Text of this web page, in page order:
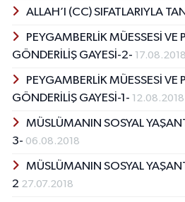
ALLAH’I (CC) SIFATLARIYLA
PEYGAMBERLİK MÜESSESİ VE
GÖNDERİLİŞ GAYESİ-2- 17.08.2018
PEYGAMBERLİK MÜESSESİ VE
GÖNDERİLİŞ GAYESİ-1- 12.08.2018
MÜSLÜMANIN SOSYAL
3- 06.08.2018
MÜSLÜMANIN SOSYAL
2 27.07.2018